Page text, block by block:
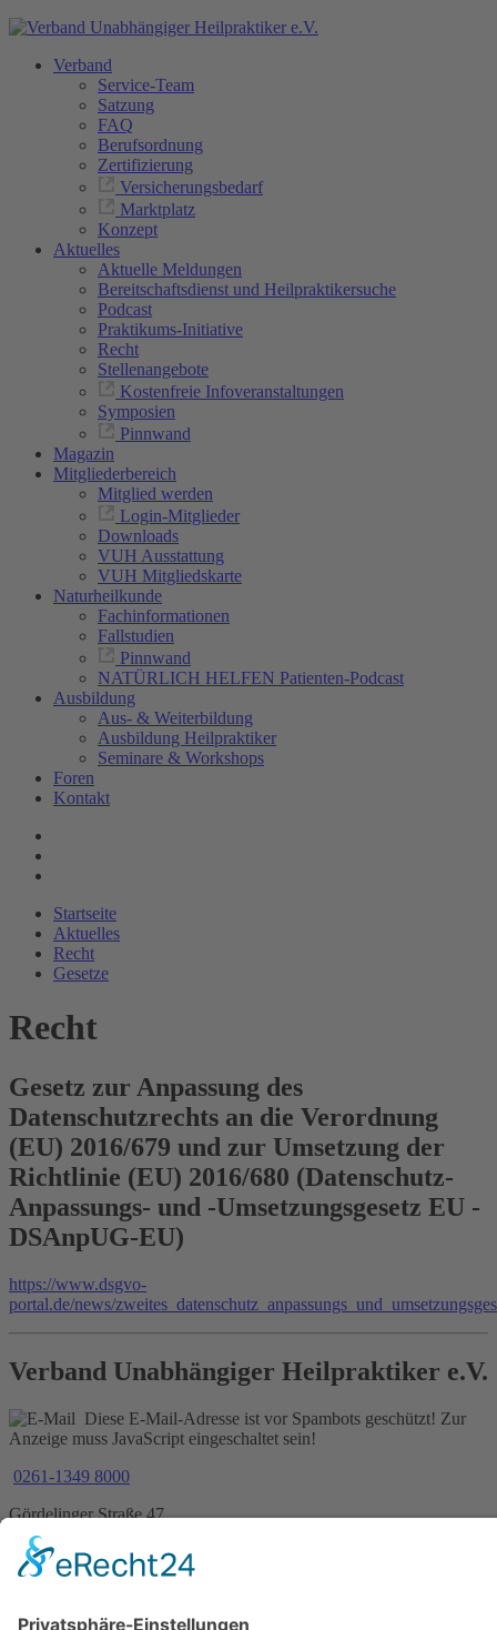
Verband
Service-Team
Satzung
FAQ
Berufsordnung
Zertifizierung
Versicherungsbedarf
Marktplatz
Konzept
Aktuelles
Aktuelle Meldungen
Bereitschaftsdienst und Heilpraktikersuche
Podcast
Praktikums-Initiative
Recht
Stellenangebote
Kostenfreie Infoveranstaltungen
Symposien
Pinnwand
Magazin
Mitgliederbereich
Mitglied werden
Login-Mitglieder
Downloads
VUH Ausstattung
VUH Mitgliedskarte
Naturheilkunde
Fachinformationen
Fallstudien
Pinnwand
NATÜRLICH HELFEN Patienten-Podcast
Ausbildung
Aus- & Weiterbildung
Ausbildung Heilpraktiker
Seminare & Workshops
Foren
Kontakt
Startseite
Aktuelles
Recht
Gesetze
Recht
Gesetz zur Anpassung des
Datenschutzrechts an die Verordnung
(EU) 2016/679 und zur Umsetzung der
Richtlinie (EU) 2016/680 (Datenschutz-
Anpassungs- und -Umsetzungsgesetz EU -
DSAnpUG-EU)
https://www.dsgvo-
portal.de/news/
Verband Unabhängiger Heilpraktiker e.V.
Diese E-Mail-Adresse ist vor Spambots geschützt! Zur
Anzeige muss JavaScript eingeschaltet sein!
0261-1349 8000
Gördelinger Straße 47
Iduna-Haus, Ecke Neue Straße
38100 Braunschweig